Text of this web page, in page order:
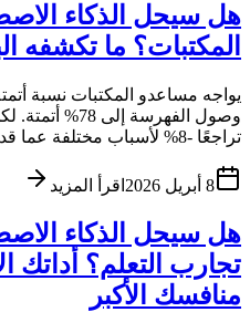
هل سيحل الذكاء
المكتبات؟ ما تكشفه
وصول الفهرسة
تراجعًا -8% لأسباب مختلفة عما قد تتوقع.
8 أبريل 2026 اقرأ المزيد
هل سيحل الذكاء
تجارب التعلم؟
منافسك الأكبر